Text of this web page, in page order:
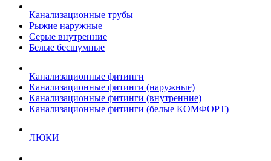
Канализационные трубы
Рыжие наружные
Серые внутренние
Белые бесшумные
Канализационные фитинги
Канализационные фитинги (наружные)
Канализационные фитинги (внутренние)
Канализационные фитинги (белые КОМФОРТ)
ЛЮКИ